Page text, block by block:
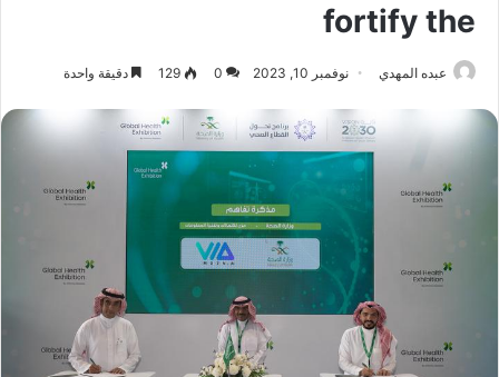
fortify the
عبده المهدي نوفمبر 10, 2023 0
129 دقيقة واحدة